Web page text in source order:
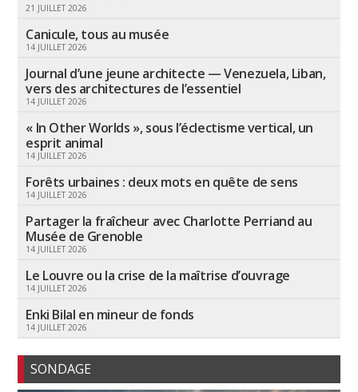
21 JUILLET 2026
Canicule, tous au musée
14 JUILLET 2026
Journal d’une jeune architecte — Venezuela, Liban,
vers des architectures de l’essentiel
14 JUILLET 2026
« In Other Worlds », sous l’éclectisme vertical, un
esprit animal
14 JUILLET 2026
Forêts urbaines : deux mots en quête de sens
14 JUILLET 2026
Partager la fraîcheur avec Charlotte Perriand au
Musée de Grenoble
14 JUILLET 2026
Le Louvre ou la crise de la maîtrise d’ouvrage
14 JUILLET 2026
Enki Bilal en mineur de fonds
14 JUILLET 2026
SONDAGE